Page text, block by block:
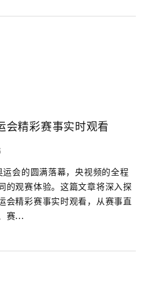
会精彩赛事实时观看
会的圆满落幕，央视频的全程
的观赛体验。这篇文章将深入探
会精彩赛事实时观看，从赛事直
赛...